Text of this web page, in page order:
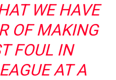
WE HAVE
OF MAKING
FOUL IN
AT A